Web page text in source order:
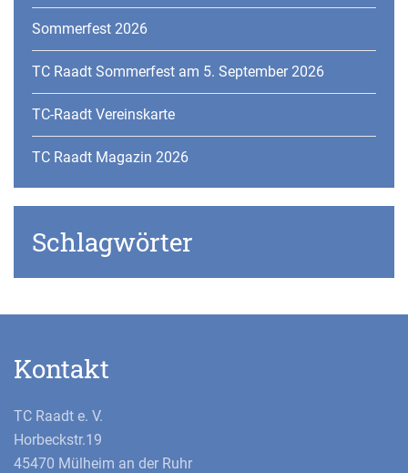
Sommerfest 2026
TC Raadt Sommerfest am 5. September 2026
TC-Raadt Vereinskarte
TC Raadt Magazin 2026
Schlagwörter
Kontakt
TC Raadt e. V.
Horbeckstr.19
45470 Mülheim an der Ruhr